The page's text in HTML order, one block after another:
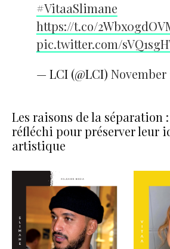
#VitaaSlimane
https://t.co/
pic.twitter.com/
— LCI (@LCI) November
Les raisons de la séparation
réfléchi pour préserver leur
artistique